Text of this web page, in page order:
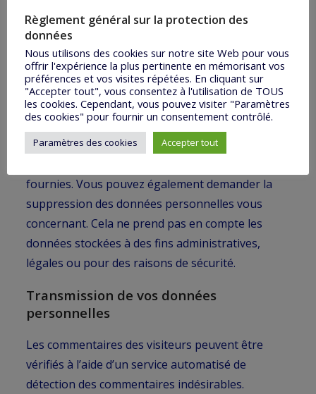
Les droits que vous avez sur vos
données
Si vous avez un compte ou si vous avez laissé des
commentaires sur le site, vous pouvez demander
à recevoir un fichier contenant toutes les
données personnelles que nous possédons à
fournies. Vous pouvez également demander la
suppression des données personnelles vous
concernant. Cela ne prend pas en compte les
données stockées à des fins administratives,
légales ou pour des raisons de sécurité.
Transmission de vos données
personnelles
Les commentaires des visiteurs peuvent être
vérifiés à l’aide d’un service automatisé de
détection des commentaires indésirables.
Règlement général sur la protection des
données
Nous utilisons des cookies sur notre site Web pour vous
offrir l'expérience la plus pertinente en mémorisant vos
préférences et vos visites répétées. En cliquant sur
"Accepter tout", vous consentez à l'utilisation de TOUS
les cookies. Cependant, vous pouvez visiter "Paramètres
des cookies" pour fournir un consentement contrôlé.
Paramètres des cookies Accepter tout